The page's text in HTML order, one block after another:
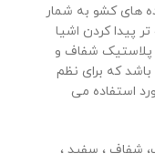
های کشو به شمار
پیدا کردن اشیا
شفاف و
که برای نظم
استفاده می
شفاف ، سفید ،